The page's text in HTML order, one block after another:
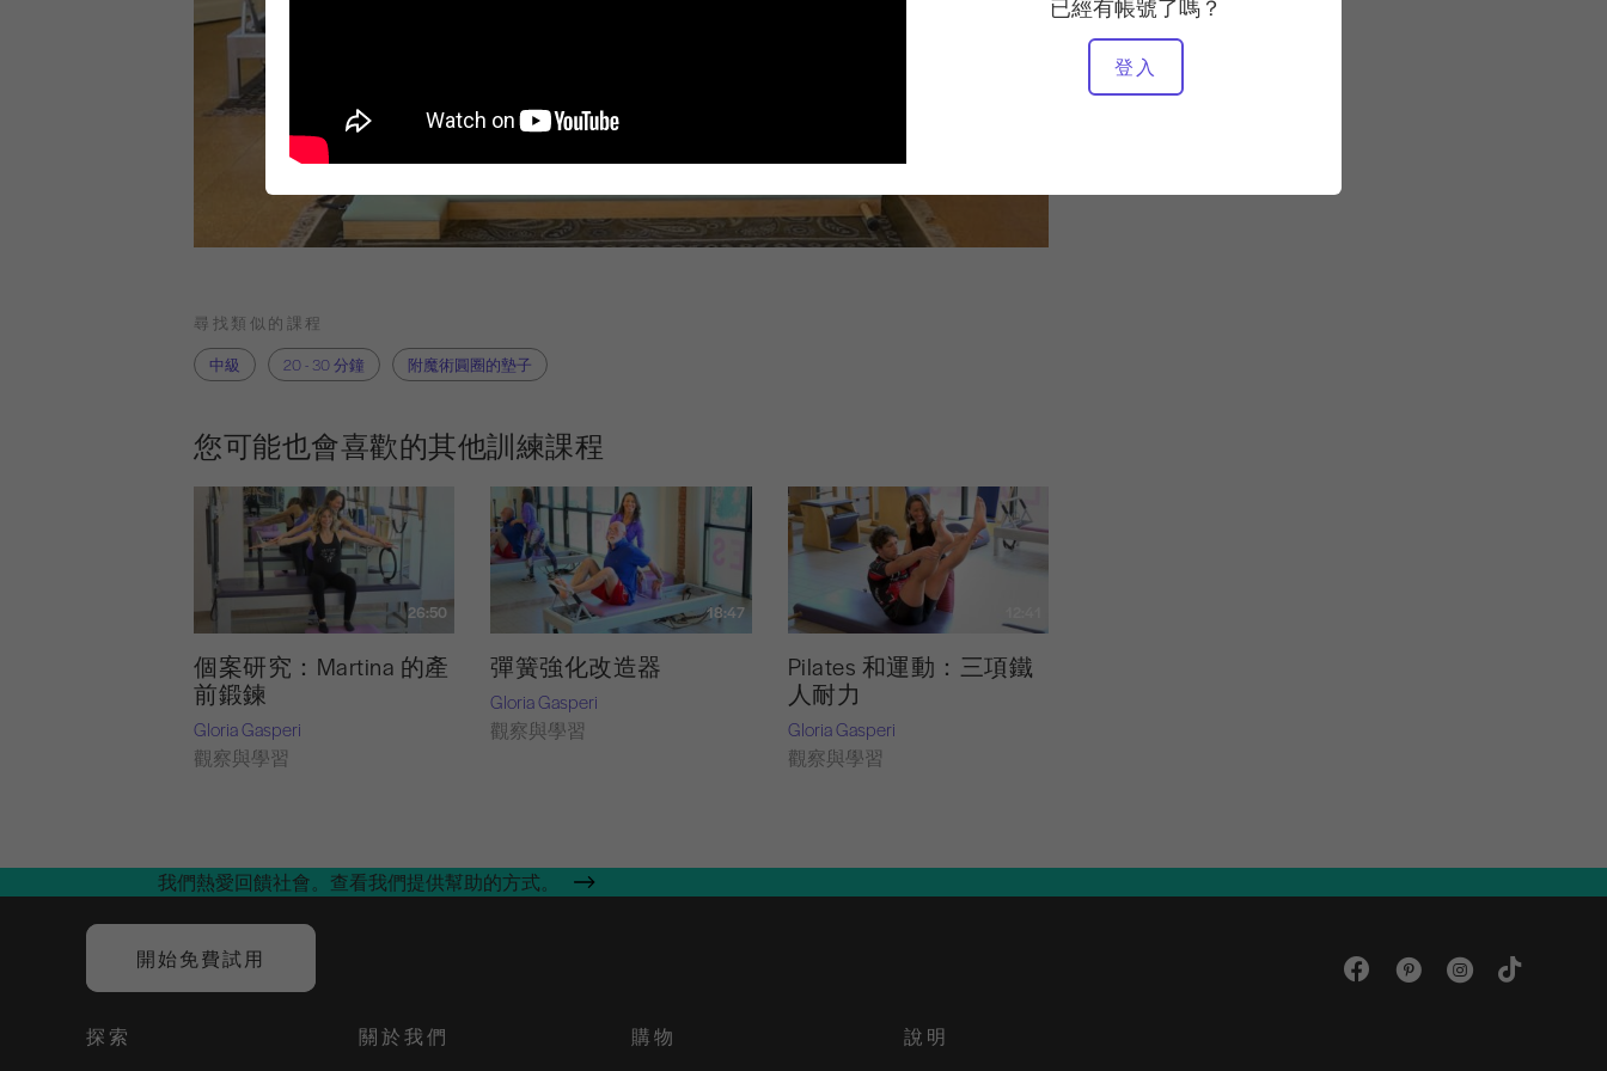
已經有帳號了嗎？
登入
所需設備
尋找類似的課程
中級
20 - 30 分鐘 附魔術圓圈的墊子
您可能也會喜歡的其他訓練課程
26:50
個案研究：Martina 的產
前鍛鍊
Gloria Gasperi
觀察與學習
18:47
彈簧強化改造器
Gloria Gasperi
觀察與學習
Pilates 和運動：三項鐵
人耐力
Gloria Gasperi
觀察與學習
我們熱愛回饋社會。查看我們提供幫助的方式。
開始免費試用
探索 關於我們 購物 說明